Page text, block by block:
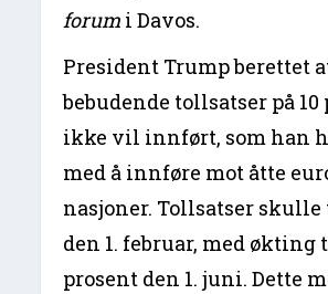
forum i Davos.
President Trump berettet
bebudende tollsatser på 10
ikke vil innført, som han
med å innføre mot åtte
nasjoner. Tollsatser
den 1. februar, med økting
prosent den 1. juni. Dette